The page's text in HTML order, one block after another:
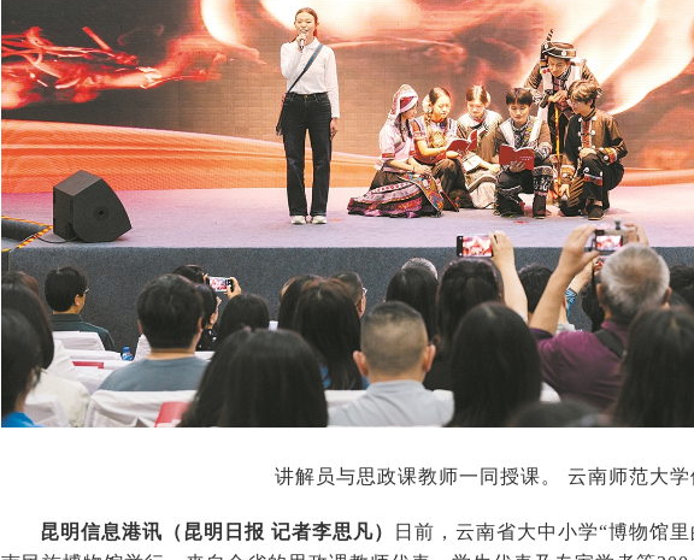
讲解员与思政课教师一同授课。 云南师范大学
昆明信息港讯（昆明日报 记者李思凡）
日前，云南省大中小学“博物馆